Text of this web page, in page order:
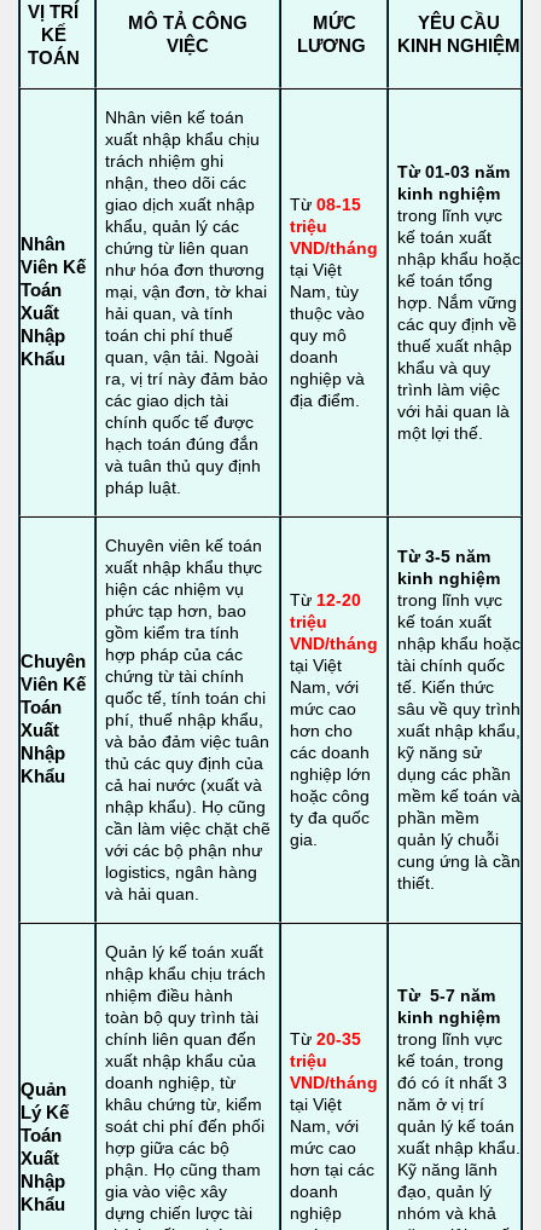
VỊ TRÍ
KẾ
TOÁN
MÔ TẢ CÔNG
VIỆC
MỨC
LƯƠNG
YÊU CẦU
KINH NGHIỆM
Nhân
Viên Kế
Toán
Xuất
Nhập
Khẩu
Nhân viên kế toán
xuất nhập khẩu chịu
trách nhiệm ghi
nhận, theo dõi các
giao dịch xuất nhập
khẩu, quản lý các
chứng từ liên quan
như hóa đơn thương
mại, vận đơn, tờ khai
hải quan, và tính
toán chi phí thuế
quan, vận tải. Ngoài
ra, vị trí này đảm bảo
các giao dịch tài
chính quốc tế được
hạch toán đúng đắn
và tuân thủ quy định
pháp luật.
Từ 08-15
triệu
VND/tháng
tại Việt
Nam, tùy
thuộc vào
quy mô
doanh
nghiệp và
địa điểm.
Từ 01-03 năm
kinh nghiệm
trong lĩnh vực
kế toán xuất
nhập khẩu hoặc
kế toán tổng
hợp. Nắm vững
các quy định về
thuế xuất nhập
khẩu và quy
trình làm việc
với hải quan là
một lợi thế.
Chuyên
Viên Kế
Toán
Xuất
Nhập
Khẩu
Chuyên viên kế toán
xuất nhập khẩu thực
hiện các nhiệm vụ
phức tạp hơn, bao
gồm kiểm tra tính
hợp pháp của các
chứng từ tài chính
quốc tế, tính toán chi
phí, thuế nhập khẩu,
và bảo đảm việc tuân
thủ các quy định của
cả hai nước (xuất và
nhập khẩu). Họ cũng
cần làm việc chặt chẽ
với các bộ phận như
logistics, ngân hàng
và hải quan.
Từ 12-20
triệu
VND/tháng
tại Việt
Nam, với
mức cao
hơn cho
các doanh
nghiệp lớn
hoặc công
ty đa quốc
gia.
Từ 3-5 năm
kinh nghiệm
trong lĩnh vực
kế toán xuất
nhập khẩu hoặc
tài chính quốc
tế. Kiến thức
sâu về quy trình
xuất nhập khẩu,
kỹ năng sử
dụng các phần
mềm kế toán và
phần mềm
quản lý chuỗi
cung ứng là cần
thiết.
Quản
Lý Kế
Toán
Xuất
Nhập
Khẩu
Quản lý kế toán xuất
nhập khẩu chịu trách
nhiệm điều hành
toàn bộ quy trình tài
chính liên quan đến
xuất nhập khẩu của
doanh nghiệp, từ
khâu chứng từ, kiểm
soát chi phí đến phối
hợp giữa các bộ
phận. Họ cũng tham
gia vào việc xây
dựng chiến lược tài
Từ 20-35
triệu
VND/tháng
tại Việt
Nam, với
mức cao
hơn tại các
doanh
nghiệp
Từ 5-7 năm
kinh nghiệm
trong lĩnh vực
kế toán, trong
đó có ít nhất 3
năm ở vị trí
quản lý kế toán
xuất nhập khẩu.
Kỹ năng lãnh
đạo, quản lý
nhóm và khả